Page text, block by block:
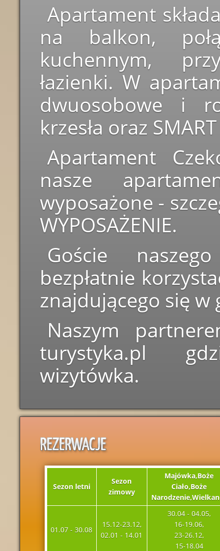
Apartament
na balkon,
kuchennym,
łazienki. W
dwuosobowe i
krzesła oraz
Apartament
nasze
wyposażone -
WYPOSAŻENIE.
Goście
bezpłatnie
znajdującego się w
Naszym
turystyka.pl
wizytówka.
Sezon letni
Sezon
zimowy
Majówka,Boże
Ciało,Boże
01.07 - 30.08
15.12-23.12,
02.01 - 14.01
30.04 - 04.05,
16-19.06,
23-26.12,
15-18.04